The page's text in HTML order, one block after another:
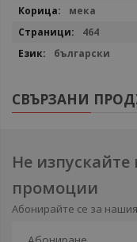
мека
464
български
СВЪРЗАНИ
Не
промоции
Абонирайте се за